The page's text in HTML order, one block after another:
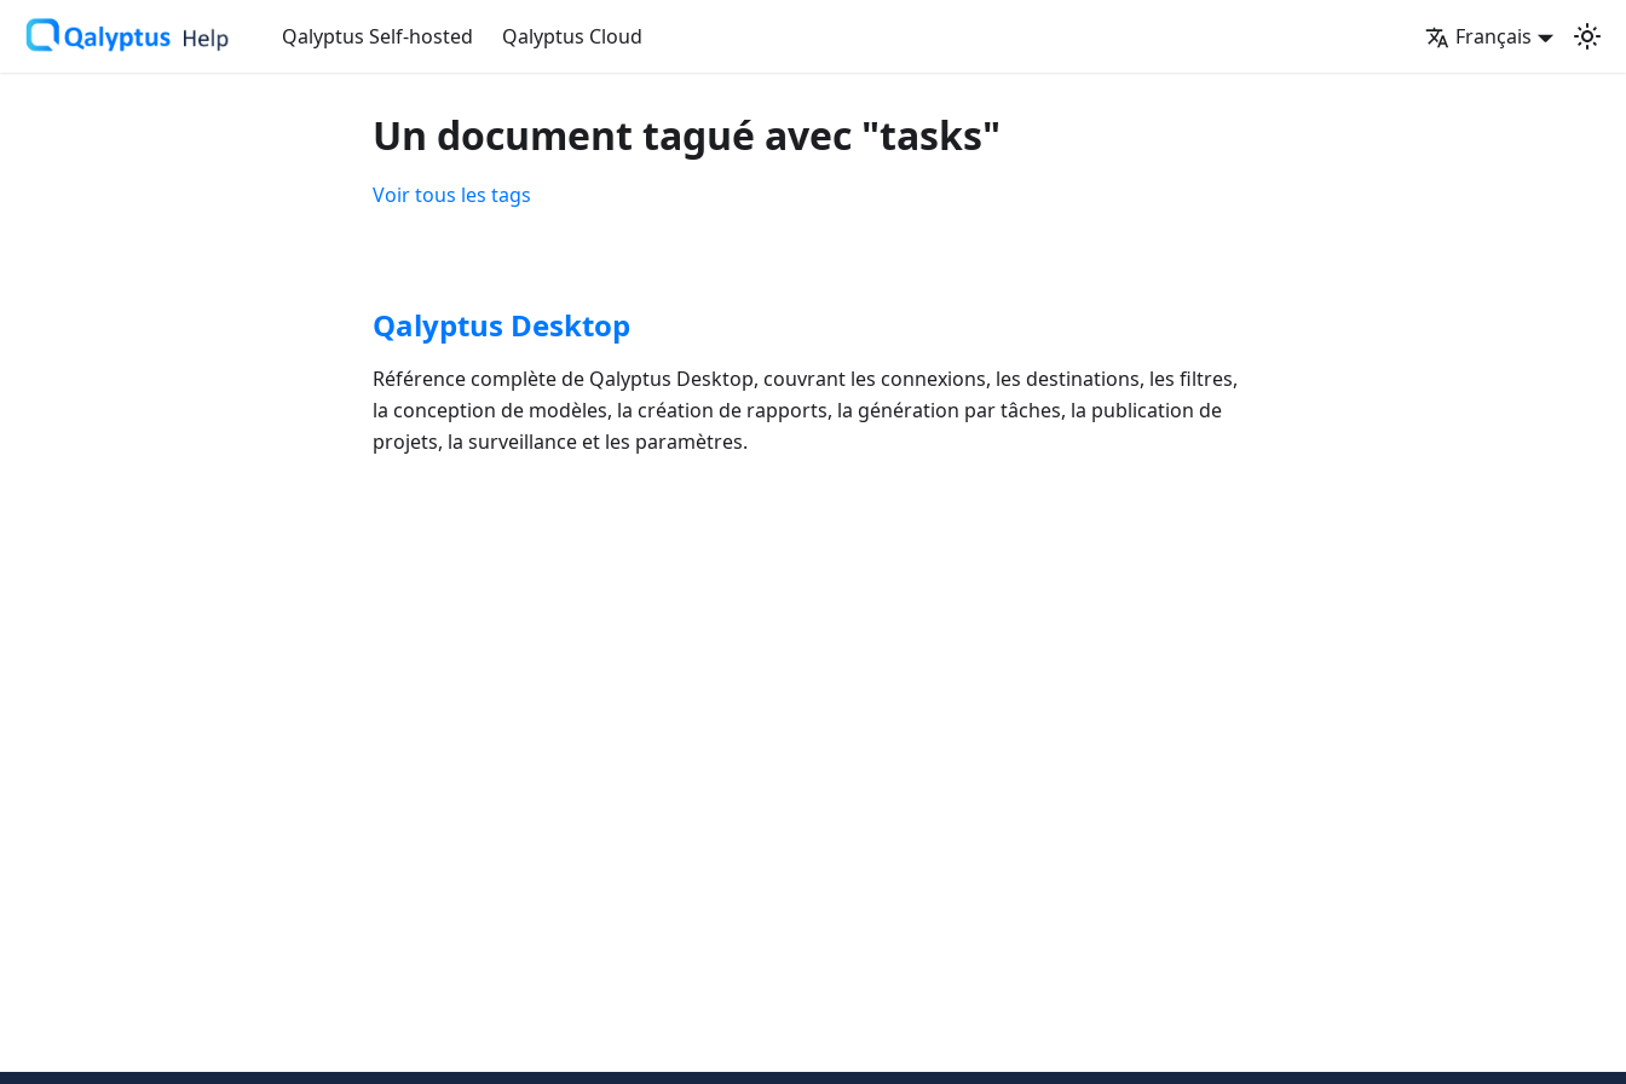
Qalyptus Self-hosted Qalyptus Cloud Français
Un document tagué avec "tasks"
Voir tous les tags
Qalyptus Desktop
Référence complète de Qalyptus Desktop, couvrant les connexions, les destinations, les filtres,
la conception de modèles, la création de rapports, la génération par tâches, la publication de
projets, la surveillance et les paramètres.